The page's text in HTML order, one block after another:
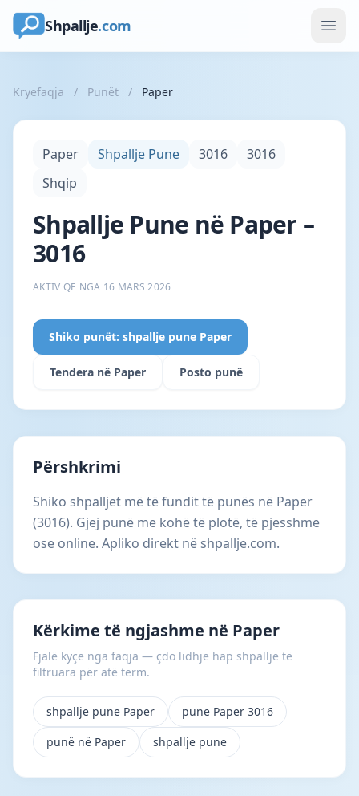
Shpallje.com
Kryefaqja / Punët / Paper
Paper Shpallje Pune 3016
3016
Shqip
Shpallje Pune në Paper –
3016
AKTIV QË NGA 16 MARS 2026
Shiko punët: shpallje pune Paper
Tendera në Paper Posto punë
Përshkrimi
Shiko shpalljet më të fundit të punës në Paper
(3016). Gjej punë me kohë të plotë, të pjesshme
ose online. Apliko direkt në shpallje.com.
Kërkime të ngjashme në Paper
Fjalë kyçe nga faqja — çdo lidhje hap shpallje të
filtruara për atë term.
shpallje pune Paper
pune Paper 3016
punë në Paper
shpallje pune